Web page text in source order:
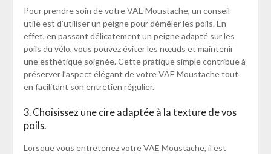
Pour prendre soin de votre VAE Moustache, un conseil
utile est d’utiliser un peigne pour démêler les poils. En
effet, en passant délicatement un peigne adapté sur les
poils du vélo, vous pouvez éviter les nœuds et maintenir
une esthétique soignée. Cette pratique simple contribue à
préserver l’aspect élégant de votre VAE Moustache tout
en facilitant son entretien régulier.
3. Choisissez une cire adaptée à la texture de vos
poils.
Lorsque vous entretenez votre VAE Moustache, il est